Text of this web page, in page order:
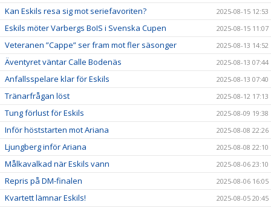
Kan Eskils resa sig mot seriefavoriten? 2025-08-15 12:53
Eskils möter Varbergs BoIS i Svenska Cupen 2025-08-15 11:07
Veteranen ”Cappe” ser fram mot fler säsonger 2025-08-13 14:52
Äventyret väntar Calle Bodenäs 2025-08-13 07:44
Anfallsspelare klar för Eskils 2025-08-13 07:40
Tränarfrågan löst 2025-08-12 17:13
Tung förlust för Eskils 2025-08-09 19:38
Inför höststarten mot Ariana 2025-08-08 22:26
Ljungberg inför Ariana 2025-08-08 22:10
Målkavalkad när Eskils vann 2025-08-06 23:10
Repris på DM-finalen 2025-08-06 16:05
Kvartett lämnar Eskils! 2025-08-05 20:45